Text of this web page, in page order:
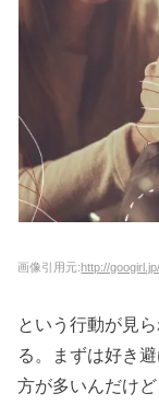
画像引用元:http://
という行動が見
る。まずは好き
方が多いんだけ